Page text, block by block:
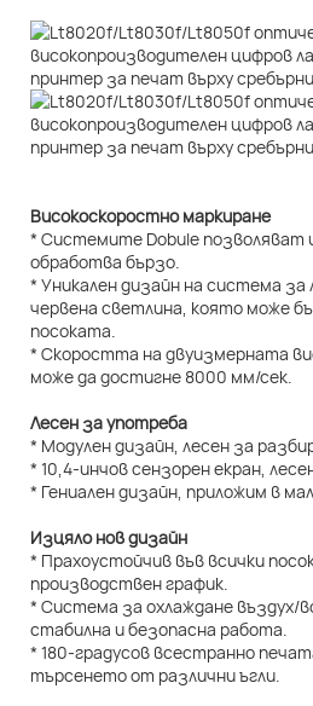
Високоскоростно маркиране
* Системите Dobule позволяват
обработва бързо.
* Уникален дизайн на система за
червена светлина, която може
посоката.
* Скоростта на двуизмерната
може да достигне 8000 мм/сек.
Лесен за употреба
* Модулен дизайн, лесен за
* 10,4-инчов сензорен екран,
* Гениален дизайн, приложим в
Изцяло нов дизайн
* Прахоустойчив във всички
производствен график.
* Система за охлаждане въздух/
стабилна и безопасна работа.
* 180-градусов всестранно
търсенето от различни ъгли.